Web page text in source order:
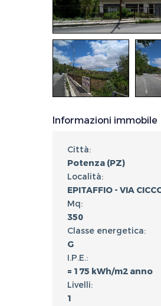
Informazioni immobile
Città:
Potenza (PZ)
Località:
EPITAFFIO - VIA
Mq:
350
Classe energetica:
G
I.P.E.:
= 175 kWh/m2 anno
Livelli:
1